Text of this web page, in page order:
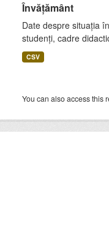
Învățământ
Date despre situația
studenți, cadre
CSV
You can also access this